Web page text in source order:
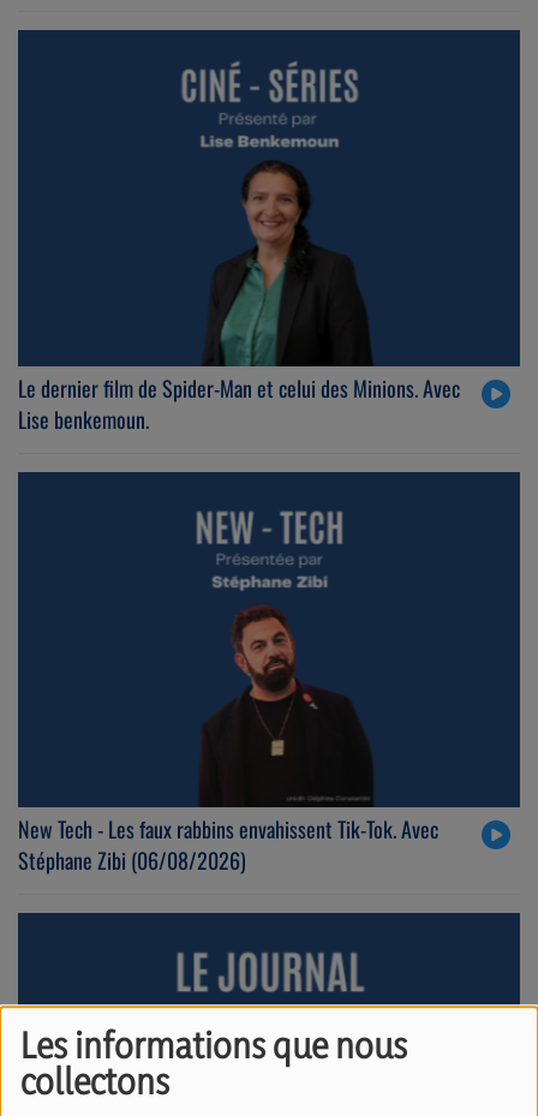
Les informations que nous
collectons
Le dernier film de Spider-Man et celui des Minions. Avec
Lise benkemoun.
New Tech - Les faux rabbins envahissent Tik-Tok. Avec
Stéphane Zibi (06/08/2026)